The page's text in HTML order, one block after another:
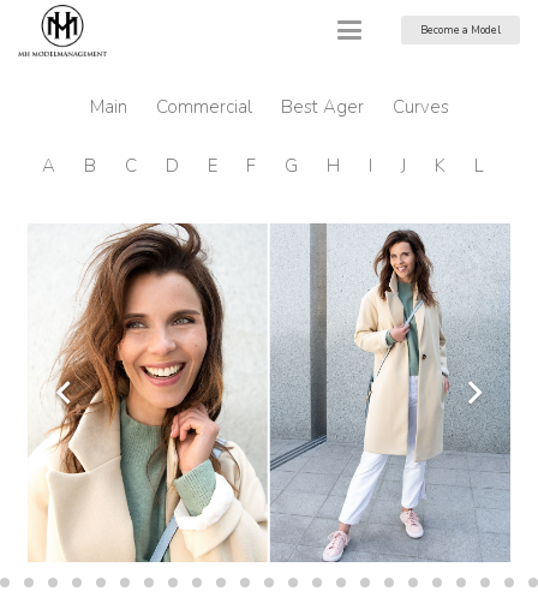
Become a Model
Main Commercial Best Ager Curves
A B C D E F G H I J K L